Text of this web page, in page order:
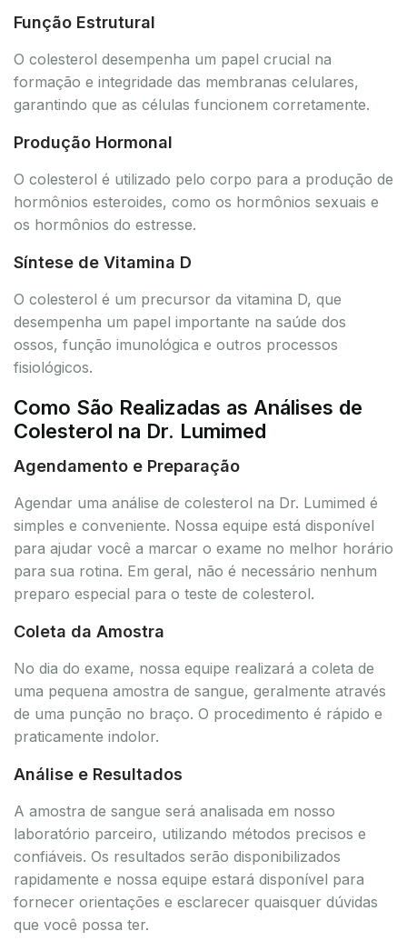
Função Estrutural
O colesterol desempenha um papel crucial na
formação e integridade das membranas celulares,
garantindo que as células funcionem corretamente.
Produção Hormonal
O colesterol é utilizado pelo corpo para a produção de
hormônios esteroides, como os hormônios sexuais e
os hormônios do estresse.
Síntese de Vitamina D
O colesterol é um precursor da vitamina D, que
desempenha um papel importante na saúde dos
ossos, função imunológica e outros processos
fisiológicos.
Como São Realizadas as Análises de
Colesterol na Dr. Lumimed
Agendamento e Preparação
Agendar uma análise de colesterol na Dr. Lumimed é
simples e conveniente. Nossa equipe está disponível
para ajudar você a marcar o exame no melhor horário
para sua rotina. Em geral, não é necessário nenhum
preparo especial para o teste de colesterol.
Coleta da Amostra
No dia do exame, nossa equipe realizará a coleta de
uma pequena amostra de sangue, geralmente através
de uma punção no braço. O procedimento é rápido e
praticamente indolor.
Análise e Resultados
A amostra de sangue será analisada em nosso
laboratório parceiro, utilizando métodos precisos e
confiáveis. Os resultados serão disponibilizados
rapidamente e nossa equipe estará disponível para
fornecer orientações e esclarecer quaisquer dúvidas
que você possa ter.